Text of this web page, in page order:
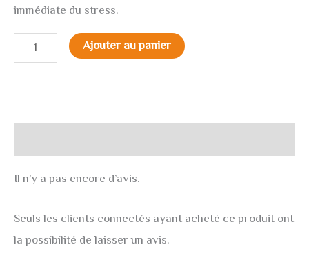
immédiate du stress.
Ajouter au panier
Il n’y a pas encore d’avis.
Seuls les clients connectés ayant acheté ce produit ont
la possibilité de laisser un avis.